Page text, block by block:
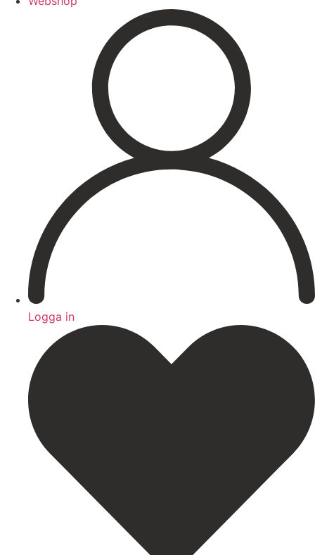
Microneedling/Dermapen™
Ansiktsbehandling
Tatueringsborttagning
Kryoterapi
Hårborttagning
Medicinsk hudvård
Microneedling ögon
Cosmelan & Dermamelan
Aknebehandling
ResurFX
Om oss
Kontakt – Öppettider
Registrera dig till vårt nyhetsbrev!
Expertis
Priser
Boka
Logga in